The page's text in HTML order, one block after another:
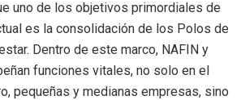
uno de los objetivos primordiales de
es la consolidación de los Polos de
Dentro de este marco, NAFIN y
funciones vitales, no solo en el
pequeñas y medianas empresas, sino